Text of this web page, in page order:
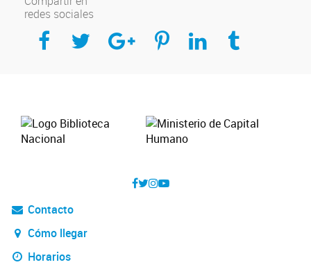
redes sociales
Compartir en Facebook Compartir en Twitter Compartir en Google Plus Compartir en Pinterest Compartir en Linkedin Compartir en Tumblr
Contacto
Cómo llegar
Horarios